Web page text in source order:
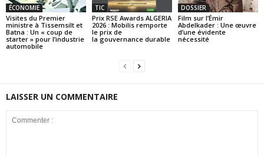
ÉCONOMIE
Visites du Premier
ministre à Tissemsilt et
Batna : Un « coup de
starter » pour l’industrie
automobile
TIC
Prix RSE Awards ALGERIA
2026 : Mobilis remporte
le prix de
la gouvernance durable
DOSSIER
Film sur l’Émir
Abdelkader : Une œuvre
d’une évidente
nécessité
LAISSER UN COMMENTAIRE